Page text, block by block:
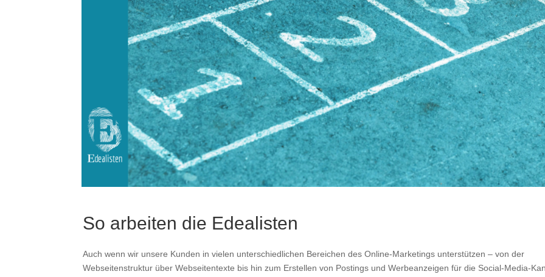
So arbeiten die Edealisten
Auch wenn wir unsere Kunden in vielen unterschiedlichen Bereichen des Online-Marketings unterstützen – von der
Webseitenstruktur über Webseitentexte bis hin zum Erstellen von Postings und Werbeanzeigen für die Social-Media-